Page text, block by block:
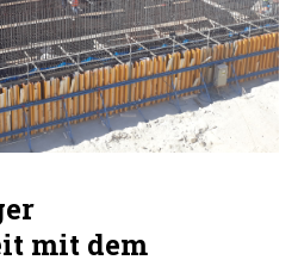
mit dem